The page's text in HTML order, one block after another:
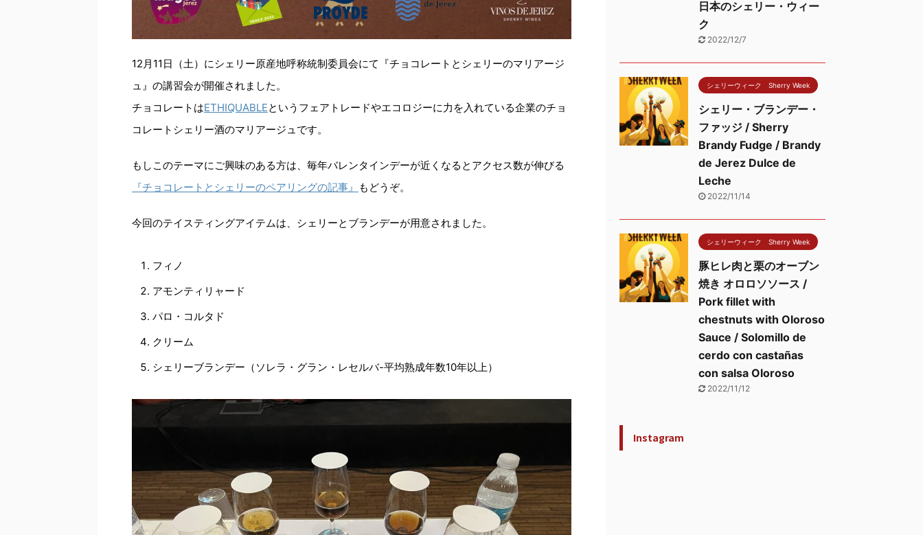
12月11日（土）にシェリー原産地呼称統制委員会にて『チョコレートとシェリーのマリアージ
ュ』の講習会が開催されました。
チョコレートはETHIQUABLEというフェアトレードやエコロジーに力を入れている企業のチョ
コレートシェリー酒のマリアージュです。
もしこのテーマにご興味のある方は、毎年バレンタインデーが近くなるとアクセス数が伸びる
『チョコレートとシェリーのペアリングの記事』 もどうぞ。
今回のテイスティングアイテムは、シェリーとブランデーが用意されました。
フィノ
アモンティリャード
パロ・コルタド
クリーム
シェリーブランデー（ソレラ・グラン・レセルバ-平均熟成年数10年以上）
日本のシェリー・ウィー
ク
2022/12/7
シェリーウィーク Sherry Week
シェリー・ブランデー・
ファッジ / Sherry
Brandy Fudge / Brandy
de Jerez Dulce de
Leche
2022/11/14
シェリーウィーク Sherry Week
豚ヒレ肉と栗のオーブン
焼き オロロソソース /
Pork fillet with
chestnuts with Oloroso
Sauce / Solomillo de
cerdo con castañas
con salsa Oloroso
2022/11/12
Instagram